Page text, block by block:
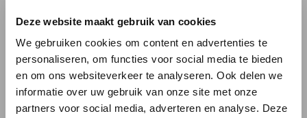
Deze website maakt gebruik van cookies
We gebruiken cookies om content en advertenties te
personaliseren, om functies voor social media te bieden
en om ons websiteverkeer te analyseren. Ook delen we
informatie over uw gebruik van onze site met onze
partners voor social media, adverteren en analyse. Deze
gekruide specialiteiten, waarbij de tropische
prachtig complementeren. Ook bij
schelpdieren brengt de frisse citrus het beste
naar boven in zeevruchten. Serveer gekoeld
tussen 8-11°C in een IPA-glas om de aroma's